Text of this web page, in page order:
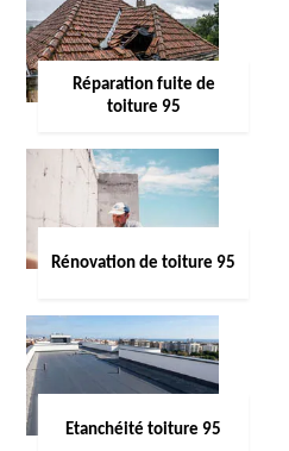
Réparation fuite de
toiture 95
Rénovation de toiture 95
Etanchéité toiture 95